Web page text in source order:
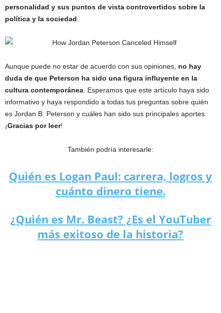
personalidad y sus puntos de vista controvertidos sobre la
política y la sociedad.
Aunque puede no estar de acuerdo con sus opiniones, no hay
duda de que Peterson ha sido una figura influyente en la
cultura contemporánea. Esperamos que este artículo haya sido
informativo y haya respondido a todas tus preguntas sobre quién
es Jordan B. Peterson y cuáles han sido sus principales aportes.
¡Gracias por leer!
También podría interesarle:
Quién es Logan Paul: carrera, logros y
cuánto dinero tiene.
¿Quién es Mr. Beast? ¿Es el YouTuber
más exitoso de la historia?